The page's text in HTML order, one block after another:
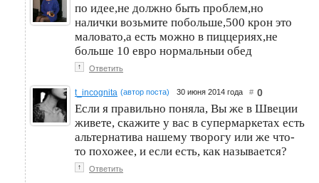
по идее,не должно быть проблем,но
налички возьмите побольше,500 крон это
маловато,а есть можно в пиццериях,не
больше 10 евро нормальныи обед
↑ Ответить
t_incognita (автор поста) 30 июня 2014 года # 0
Если я правильно поняла, Вы же в Швеции
живете, скажите у вас в супермаркетах есть
альтернатива нашему творогу или же что-
то похожее, и если есть, как называется?
↑ Ответить